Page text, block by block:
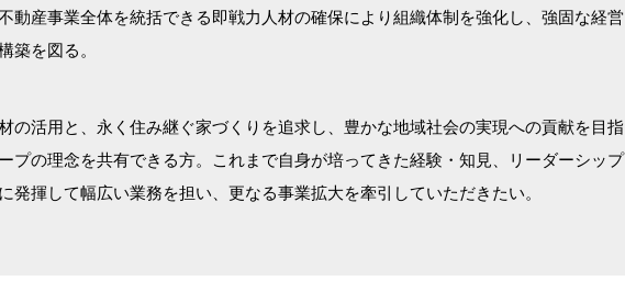
動産事業全体を統括できる即戦力人材の確保により組織体制を強化し、強固な経営
築を図る。
の活用と、永く住み継ぐ家づくりを追求し、豊かな地域社会の実現への貢献を目指
プの理念を共有できる方。これまで自身が培ってきた経験・知見、リーダーシップ
発揮して幅広い業務を担い、更なる事業拡大を牽引していただきたい。